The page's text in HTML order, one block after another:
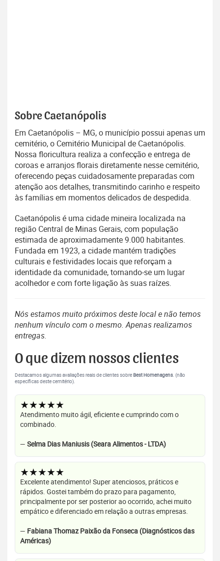
Sobre Caetanópolis
Em Caetanópolis – MG, o município possui apenas um
cemitério, o Cemitério Municipal de Caetanópolis.
Nossa floricultura realiza a confecção e entrega de
coroas e arranjos florais diretamente nesse cemitério,
oferecendo peças cuidadosamente preparadas com
atenção aos detalhes, transmitindo carinho e respeito
às famílias em momentos delicados de despedida.
Caetanópolis é uma cidade mineira localizada na
região Central de Minas Gerais, com população
estimada de aproximadamente 9.000 habitantes.
Fundada em 1923, a cidade mantém tradições
culturais e festividades locais que reforçam a
identidade da comunidade, tornando-se um lugar
acolhedor e com forte ligação às suas raízes.
Nós estamos muito próximos deste local e não temos
nenhum vínculo com o mesmo. Apenas realizamos
entregas.
O que dizem nossos clientes
Destacamos algumas avaliações reais de clientes sobreBest Homenagens. (não
específicas deste cemitério).
★★★★★
Atendimento muito ágil, eficiente e cumprindo com o
combinado.
— Selma Dias Maniusis (Seara Alimentos - LTDA)
★★★★★
Excelente atendimento! Super atenciosos, práticos e
rápidos. Gostei também do prazo para pagamento,
principalmente por ser posterior ao ocorrido, achei muito
empático e diferenciado em relação a outras empresas.
— Fabiana Thomaz Paixão da Fonseca (Diagnósticos das
Américas)